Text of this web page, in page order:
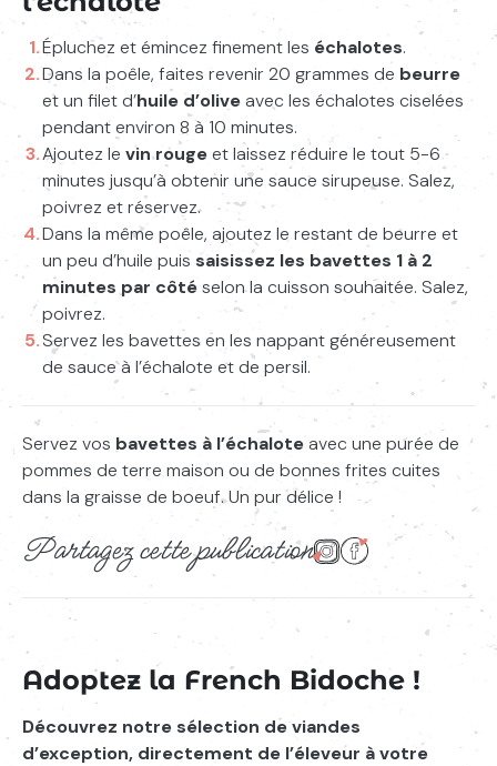
Saisissez votre recherche
Lancer
Épluchez et émincez finement les échalotes.
Dans la poêle, faites revenir 20 grammes de beurre
et un filet d’huile d’oliveavec les échalotes ciselées
pendant environ 8 à 10 minutes.
Ajoutez le vin rougeet laissez réduire le tout 5-6
minutes jusqu’à obtenir une sauce sirupeuse. Salez,
poivrez et réservez.
Dans la même poêle, ajoutez le restant de beurre et
un peu d’huile puis saisissez les bavettes 1 à 2
minutes par côtéselon la cuisson souhaitée. Salez,
poivrez.
Servez les bavettes en les nappant généreusement
de sauce à l’échalote et de persil.
Servez vos bavettes à l’échaloteavec une purée de
pommes de terre maison ou de bonnes frites cuites
dans la graisse de boeuf. Un pur délice !
Partagez cette publication
Partager sur Instagram
Partager sur
Partage cette page en copiant l’URL et en la
collant dans ta bio Instagram.Tu peux cliquer
sur l’icon de copie à côté de l’url
https://www.french-bidoche.fr/recette/bavette-a-
Adoptez la French Bidoche !
Découvrez notre sélection de viandes
d’exception, directement de l’éleveur à votre